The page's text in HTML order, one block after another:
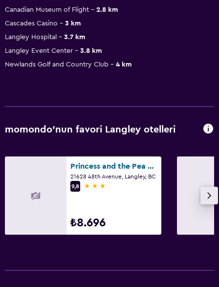
Canadian Museum of Flight
2.8 km
Cascades Casino
3 km
Langley Hospital
3.7 km
Langley Event Center
3.8 km
Newlands Golf and Country Club
4 km
momondo'nun favori Langley otelleri
Princess and the Pea Hotel
21628 48th Avenue, Langley, BC
9,8
3 yıldız
₺8.696